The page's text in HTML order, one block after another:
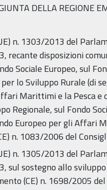
DELLA REGIONE
n. 1303/2013 del
recante disposizioni
Sociale Europeo, sul
lo Sviluppo Rurale (di
Marittimi e la Pesca e
Regionale, sul Fondo
Europeo per gli Affari
n. 1083/2006 del
n. 1305/2013 del
sul sostegno allo
(CE) n. 1698/2005